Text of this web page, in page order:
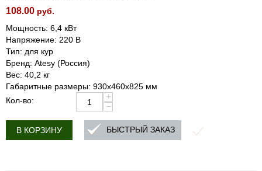
108.00 руб.
Мощность: 6,4 кВт
Напряжение: 220 В
Тип: для кур
Бренд: Atesy (Россия)
Вес: 40,2 кг
Габаритные размеры: 930х460х825 мм
Кол-во:
+
−
В КОРЗИНУ БЫСТРЫЙ ЗАКАЗ